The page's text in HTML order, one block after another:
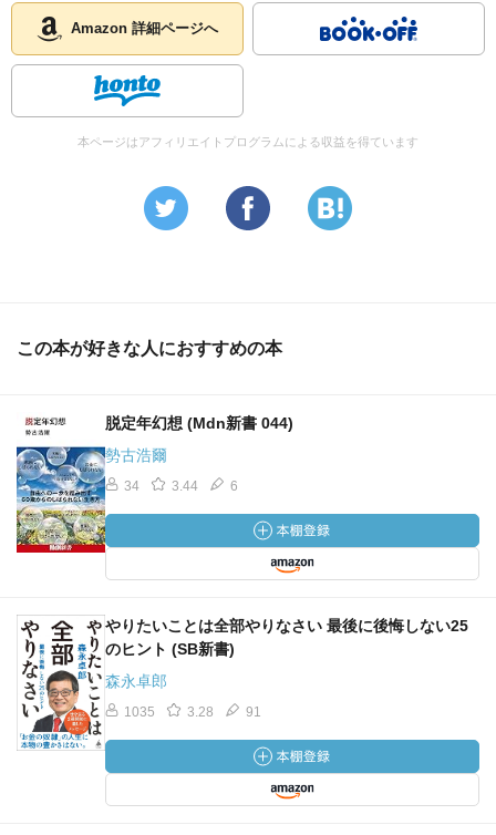
Amazon 詳細ページへ
本ページはアフィリエイトプログラムによる収益を得ています
この本が好きな人におすすめの本
脱定年幻想 (Mdn新書 044)
勢古浩爾
34 3.44 6
やりたいことは全部やりなさい 最後に後悔しない25
のヒント (SB新書)
森永卓郎
1035 3.28 91